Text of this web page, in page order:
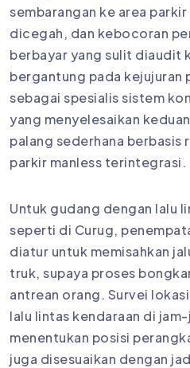
sembarangan ke area
dicegah, dan kebocoran
berbayar yang sulit diaudit
bergantung pada
sebagai spesialis sistem
yang menyelesaikan
palang sederhana
parkir manless terintegrasi.
Untuk gudang dengan lalu
seperti di Curug,
diatur untuk memisahkan
truk, supaya proses
antrean orang. Survei
lalu lintas kendaraan di
menentukan posisi
juga disesuaikan dengan